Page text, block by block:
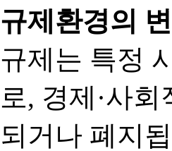
규제환경의
규제는 특정
로, 경제·사
되거나 폐지